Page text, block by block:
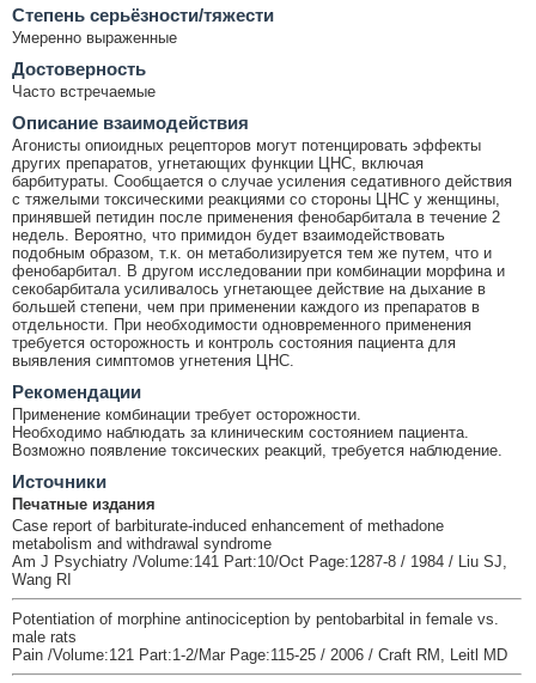
Cтепень серьёзности/тяжести
Умеренно выраженные
Достоверность
Часто встречаемые
Описание взаимодействия
Агонисты опиоидных рецепторов могут потенцировать эффекты
других препаратов, угнетающих функции ЦНС, включая
барбитураты. Сообщается о случае усиления седативного действия
с тяжелыми токсическими реакциями со стороны ЦНС у женщины,
принявшей петидин после применения фенобарбитала в течение 2
недель. Вероятно, что примидон будет взаимодействовать
подобным образом, т.к. он метаболизируется тем же путем, что и
фенобарбитал. В другом исследовании при комбинации морфина и
секобарбитала усиливалось угнетающее действие на дыхание в
большей степени, чем при применении каждого из препаратов в
отдельности. При необходимости одновременного применения
требуется осторожность и контроль состояния пациента для
выявления симптомов угнетения ЦНС.
Рекомендации
Применение комбинации требует осторожности.
Необходимо наблюдать за клиническим состоянием пациента.
Возможно появление токсических реакций, требуется наблюдение.
Источники
Печатные издания
Case report of barbiturate-induced enhancement of methadone
metabolism and withdrawal syndrome
Am J Psychiatry /Volume:141 Part:10/Oct Page:1287-8 / 1984 / Liu SJ,
Wang RI
Potentiation of morphine antinociception by pentobarbital in female vs.
male rats
Pain /Volume:121 Part:1-2/Mar Page:115-25 / 2006 / Craft RM, Leitl MD